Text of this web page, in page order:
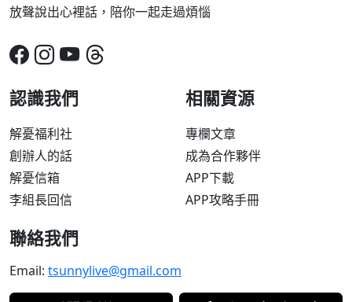
放聲說出心裡話，陪你一起走過煩惱
認識我們
解憂福利社
創辦人的話
解憂信箱
李組長回信
相關資源
專欄文章
成為合作夥伴
APP下載
APP攻略手冊
聯絡我們
Email: tsunnylive@gmail.com